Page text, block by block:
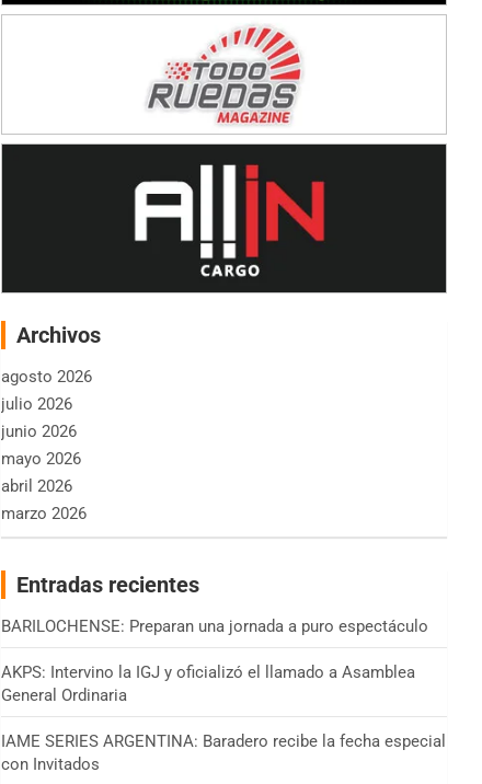
Archivos
agosto 2026
julio 2026
junio 2026
mayo 2026
abril 2026
marzo 2026
Entradas recientes
BARILOCHENSE: Preparan una jornada a puro espectáculo
AKPS: Intervino la IGJ y oficializó el llamado a Asamblea
General Ordinaria
IAME SERIES ARGENTINA: Baradero recibe la fecha especial
con Invitados